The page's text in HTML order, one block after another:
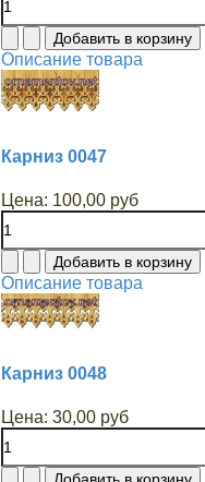
Описание товара
Карниз 0047
Цена: 100,00 руб
Описание товара
Карниз 0048
Цена: 30,00 руб